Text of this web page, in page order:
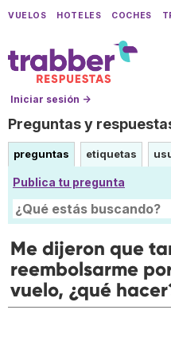
VUELOS HOTELES COCHES
Iniciar sesión →
Preguntas y
preguntas etiquetas
Publica tu pregunta
Me dijeron que
reembolsarme
vuelo, ¿qué